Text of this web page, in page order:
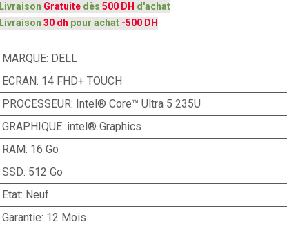
Livraison Gratuite dès 500 DH d'achat
Livraison 30 dh pour achat -500 DH
MARQUE: DELL
ECRAN: 14 FHD+ TOUCH
PROCESSEUR: Intel® Core™ Ultra 5 235U
GRAPHIQUE: intel® Graphics
RAM: 16 Go
SSD: 512 Go
Etat: Neuf
Garantie: 12 Mois